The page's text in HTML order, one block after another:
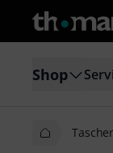
Shop